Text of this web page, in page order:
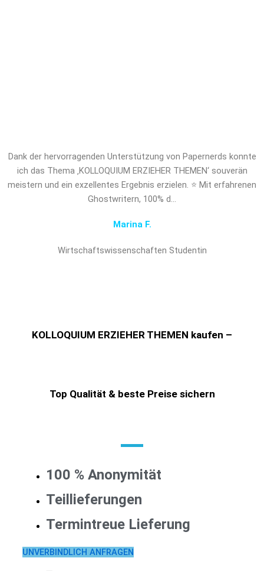
Dank der hervorragenden Unterstützung von Papernerds konnte
ich das Thema ‚KOLLOQUIUM ERZIEHER THEMEN‘ souverän
meistern und ein exzellentes Ergebnis erzielen. ⭐ Mit erfahrenen
Ghostwritern, 100% d…
Marina F.
Wirtschaftswissenschaften Studentin
KOLLOQUIUM ERZIEHER THEMEN kaufen –
Top Qualität & beste Preise sichern
100 % Anonymität
Teillieferungen
Termintreue Lieferung
UNVERBINDLICH ANFRAGEN